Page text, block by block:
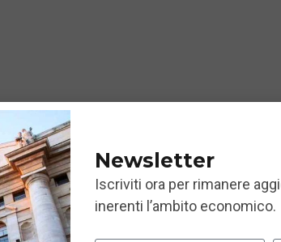
Newsletter
Iscriviti ora per rimanere
inerenti l’ambito economico.